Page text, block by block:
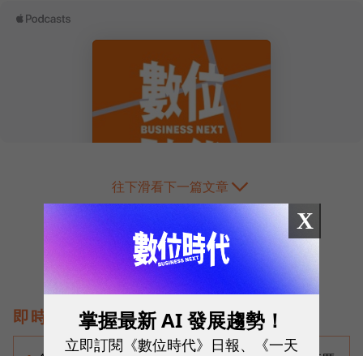
往下滑看下一篇文章
即時熱門文章
X
掌握最新 AI 發展趨勢！
立即訂閱《數位時代》日報、《一天